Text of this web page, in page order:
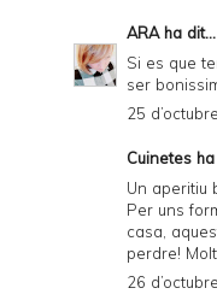
ARAha dit...
Si es que
ser
25
Cuinetes
Un aperitiu
Per uns
casa,
perdre!
26